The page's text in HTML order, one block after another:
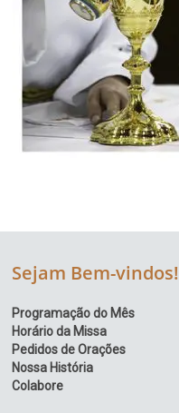
Sejam Bem-vindos!
Programação do Mês
Horário da Missa
Pedidos de Orações
Nossa História
Colabore